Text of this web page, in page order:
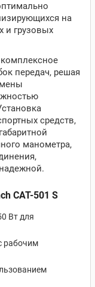
на
и грузовых
передач, решая
средств,
манометра,
CAT-501 S
Вт для
рабочим